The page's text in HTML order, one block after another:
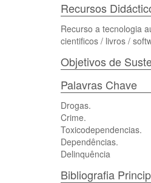
Recursos
Recurso a tecnologia
cientificos / livros /
Objetivos de
Palavras Chave
Drogas.
Crime.
Toxicodependencias.
Dependências.
Delinquência
Bibliografia